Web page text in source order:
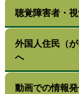
聴覚障害者・
外国人住民（
へ
動画での情報